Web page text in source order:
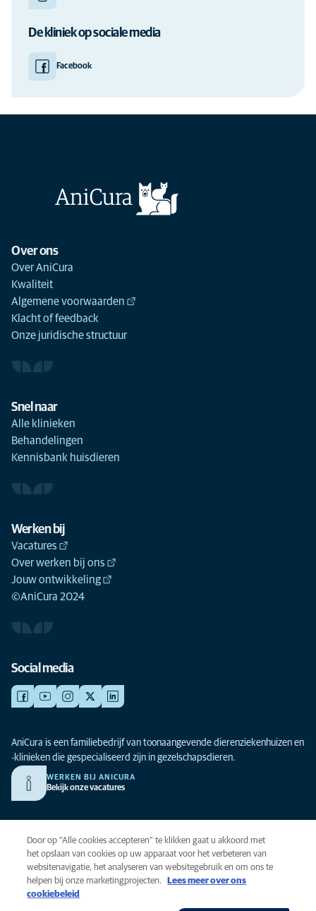
De kliniek op sociale media
Facebook
Over ons
Over AniCura
Kwaliteit
Algemene voorwaarden
Klacht of feedback
Onze juridische structuur
Snel naar
Alle klinieken
Behandelingen
Kennisbank huisdieren
Werken bij
Vacatures
Over werken bij ons
Jouw ontwikkeling
©AniCura 2024
Social media
AniCura is een familiebedrijf van toonaangevende dierenziekenhuizen en
-klinieken die gespecialiseerd zijn in gezelschapsdieren.
WERKEN BIJ ANICURA
Bekijk onze vacatures
Privacy
Algemene voorwaarden
Cookies
Toegankelijkheid
Door op “Alle cookies accepteren” te klikken gaat u akkoord met
het opslaan van cookies op uw apparaat voor het verbeteren van
websitenavigatie, het analyseren van websitegebruik en om ons te
helpen bij onze marketingprojecten.
Lees meer over ons
cookiebeleid